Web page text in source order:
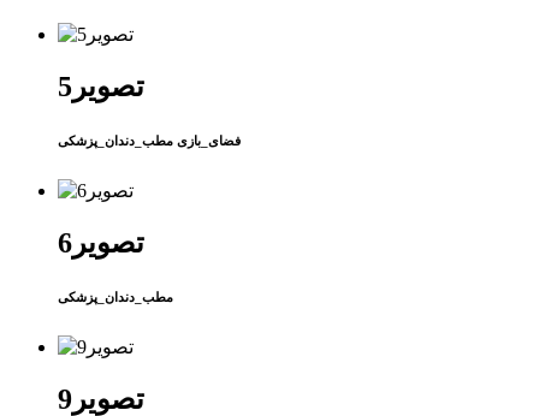
تصویر5
فضای_بازی مطب_دندان_پزشکی
تصویر6
مطب_دندان_پزشکی
تصویر9